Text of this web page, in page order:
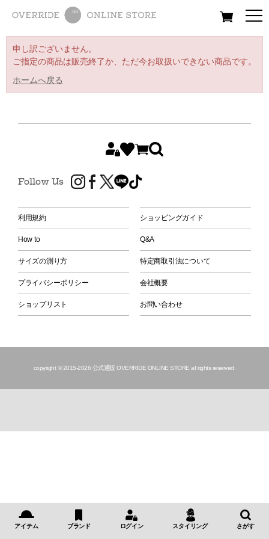
All Women Men
申し訳ございません。
ご指定の商品は販売終了か、ただ今お取扱いできない商品です。
ホームへ戻る
Follow Us
利用規約 ショッピングガイド
How to Q&A
サイズの測り方 特定商取引法について
プライバシーポリシー 会社概要
ショップリスト お問い合わせ
copyright © 2015-2026 公式通販 OVERRIDE ONLINE STORE all rights reserved.
アイテム ブランド ログイン スタイリング さがす